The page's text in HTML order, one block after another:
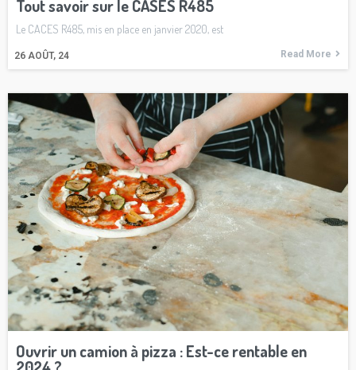
Tout savoir sur le CASES R485
26 AOÛT, 24
Le CACES R485, mis en place en janvier 2020, est
Read More
Ouvrir un camion à pizza : Est-ce rentable en